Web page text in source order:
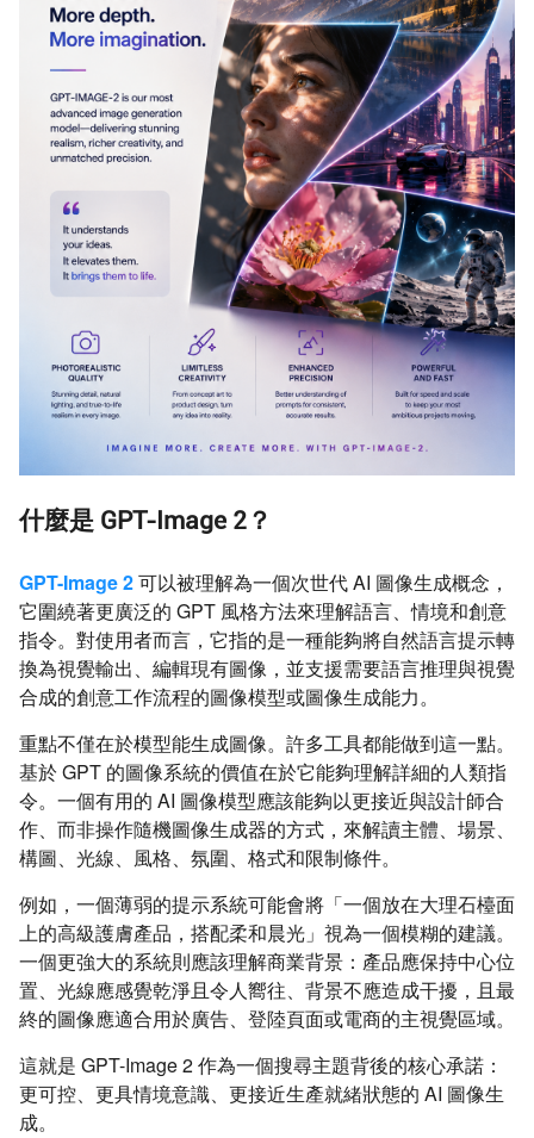
什麼是 GPT-Image 2？
GPT-Image 2可以被理解為一個次世代 AI 圖像生成概念，
它圍繞著更廣泛的 GPT 風格方法來理解語言、情境和創意
指令。對使用者而言，它指的是一種能夠將自然語言提示轉
換為視覺輸出、編輯現有圖像，並支援需要語言推理與視覺
合成的創意工作流程的圖像模型或圖像生成能力。
重點不僅在於模型能生成圖像。許多工具都能做到這一點。
基於 GPT 的圖像系統的價值在於它能夠理解詳細的人類指
令。一個有用的 AI 圖像模型應該能夠以更接近與設計師合
作、而非操作隨機圖像生成器的方式，來解讀主體、場景、
構圖、光線、風格、氛圍、格式和限制條件。
例如，一個薄弱的提示系統可能會將「一個放在大理石檯面
上的高級護膚產品，搭配柔和晨光」視為一個模糊的建議。
一個更強大的系統則應該理解商業背景：產品應保持中心位
置、光線應感覺乾淨且令人嚮往、背景不應造成干擾，且最
終的圖像應適合用於廣告、登陸頁面或電商的主視覺區域。
這就是 GPT-Image 2 作為一個搜尋主題背後的核心承諾：
更可控、更具情境意識、更接近生產就緒狀態的 AI 圖像生
成。